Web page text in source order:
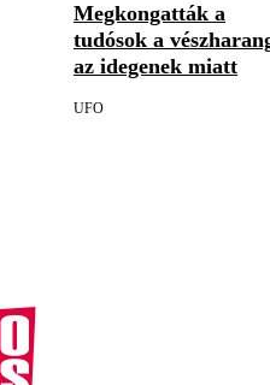
Megkongatták a
tudósok a
az idegenek miatt
UFO